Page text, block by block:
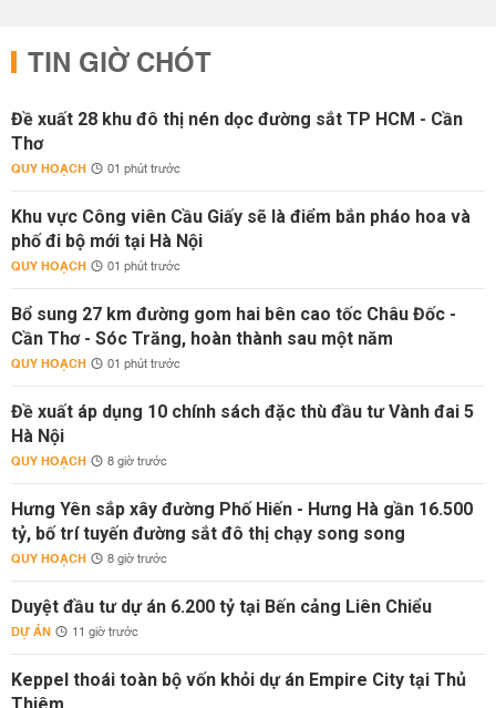
TIN GIỜ CHÓT
Đề xuất 28 khu đô thị nén dọc đường sắt TP HCM - Cần
Thơ
QUY HOẠCH 01 phút trước
Khu vực Công viên Cầu Giấy sẽ là điểm bắn pháo hoa và
phố đi bộ mới tại Hà Nội
QUY HOẠCH 01 phút trước
Bổ sung 27 km đường gom hai bên cao tốc Châu Đốc -
Cần Thơ - Sóc Trăng, hoàn thành sau một năm
QUY HOẠCH 01 phút trước
Đề xuất áp dụng 10 chính sách đặc thù đầu tư Vành đai 5
Hà Nội
QUY HOẠCH 8 giờ trước
Hưng Yên sắp xây đường Phố Hiến - Hưng Hà gần 16.500
tỷ, bố trí tuyến đường sắt đô thị chạy song song
QUY HOẠCH 8 giờ trước
Duyệt đầu tư dự án 6.200 tỷ tại Bến cảng Liên Chiểu
DỰ ÁN 11 giờ trước
Keppel thoái toàn bộ vốn khỏi dự án Empire City tại Thủ